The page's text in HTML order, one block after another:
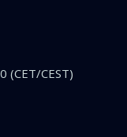
(CET/CEST)